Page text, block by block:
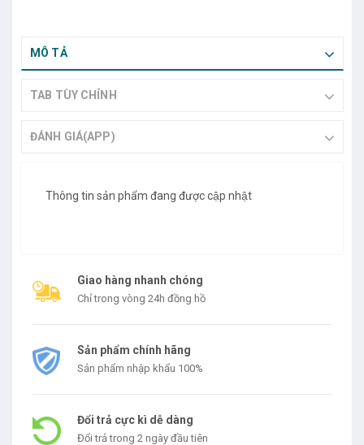
MÔ TẢ
TAB TÙY CHỈNH
ĐÁNH GIÁ(APP)
Thông tin sản phẩm đang được cập nhật
Giao hàng nhanh chóng
Chỉ trong vòng 24h đồng hồ
Sản phẩm chính hãng
Sản phẩm nhập khẩu 100%
Đổi trả cực kì dễ dàng
Đổi trả trong 2 ngày đầu tiên